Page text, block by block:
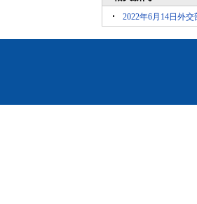
2022年6月14日外